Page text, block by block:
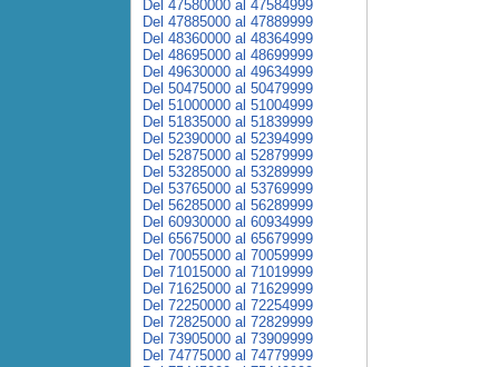
Del 47580000 al 47584999
Del 47885000 al 47889999
Del 48360000 al 48364999
Del 48695000 al 48699999
Del 49630000 al 49634999
Del 50475000 al 50479999
Del 51000000 al 51004999
Del 51835000 al 51839999
Del 52390000 al 52394999
Del 52875000 al 52879999
Del 53285000 al 53289999
Del 53765000 al 53769999
Del 56285000 al 56289999
Del 60930000 al 60934999
Del 65675000 al 65679999
Del 70055000 al 70059999
Del 71015000 al 71019999
Del 71625000 al 71629999
Del 72250000 al 72254999
Del 72825000 al 72829999
Del 73905000 al 73909999
Del 74775000 al 74779999